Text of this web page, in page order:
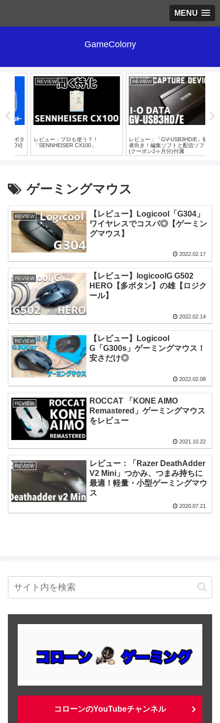
MENU
GameColony
REVIEW
レビュー：プロも使う？！
「SENNHEISER CX100」
REVIEW
レビュー：「GV-USB3HD/E」初心
者向き！編集ソフトと配信ソフト
(クーポン2ヶ月分)付属
ゲーミングマウス
REVIEW
【レビュー】Logicool「G304」
ワイヤレスでコスパ◎【ゲーミン
グマウス】
2022.02.17
REVIEW
【レビュー】logicoolG G502
HERO【多ボタン】の雄【ロジク
ール】
2022.02.14
REVIEW
【レビュー】Logicool
G「G300s」ゲーミングマウス！
安さだけ◎
2022.02.08
REVIEW
ROCCAT 「KONE AIMO
Remastered」ゲーミングマウス
をレビュー
2021.10.22
REVIEW
レビュー：「Razer DeathAdder
V2 Mini」つかみ、つまみ持ちに
最適！軽量・小型ゲーミングマウ
ス
2020.07.21
コローンのYouTubeチャンネル